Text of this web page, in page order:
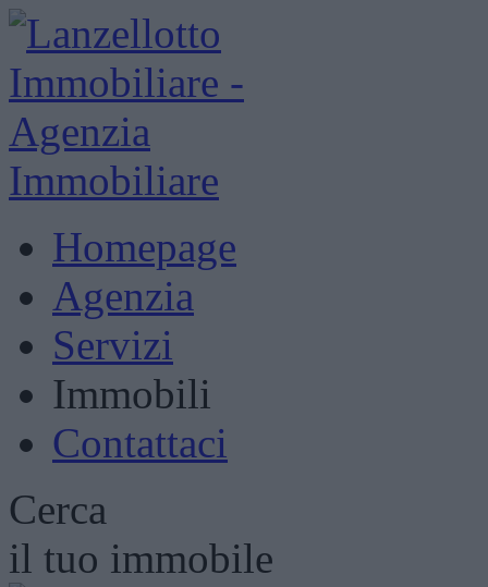
Homepage
Agenzia
Servizi
Immobili
Contattaci
Cerca
il tuo immobile